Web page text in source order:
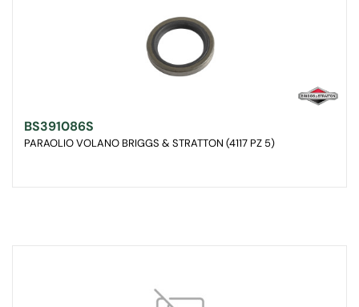
BS391086S
PARAOLIO VOLANO BRIGGS & STRATTON (4117 PZ 5)